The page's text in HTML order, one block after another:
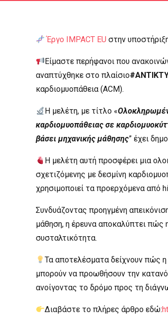
Έργο IMPACT EU στην
Είμαστε περήφανοι που
αναπτύχθηκε στο πλαίσιο
καρδιομυοπάθεια (ACM).
Η μελέτη, με τίτλο «
καρδιομυοπάθειας σε
βάσει μηχανικής μάθησης” έχει
Η μελέτη αυτή προσφέρει μια
σχετιζόμενης με δεσμίνη
χρησιμοποιεί τα προερχόμενα από
Συνδυάζοντας προηγμένη
μάθηση, η έρευνα αποκαλύπτει πώς
συσταλτικότητα.
Τα αποτελέσματα δείχνουν πώς
μπορούν να προωθήσουν την
ανοίγοντας το δρόμο προς τη
Διαβάστε το πλήρες άρθρο εδώ: